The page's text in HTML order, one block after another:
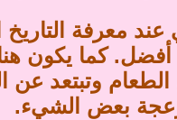
150 إلى 155 يومًا. بالتالي
أفضل. كما يكون
وتبتعد عن
بعض الشيء.